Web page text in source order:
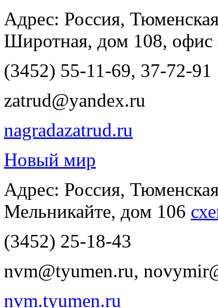
Адрес: Россия,
Широтная, дом 108,
(3452) 55-11-69, 37-72-91
zatrud@yandex.ru
nagradazatrud.ru
Новый мир
Адрес: Россия,
Мельникайте, дом 106
(3452) 25-18-43
nvm@tyumen.ru,
nvm.tyumen.ru